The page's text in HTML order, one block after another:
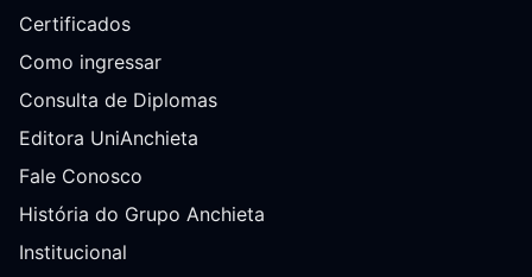
Certificados
Como ingressar
Consulta de Diplomas
Editora UniAnchieta
Fale Conosco
História do Grupo Anchieta
Institucional